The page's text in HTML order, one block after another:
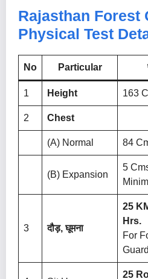
Rajasthan Forest
Physical Test
No Particular
1 Height 163
2 Chest
(a) Normal 84
(b) Expansion
5
3 दौड़, घूमना
25
Hrs.
For
25